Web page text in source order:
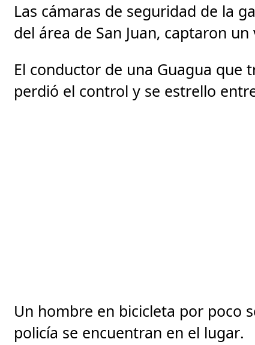
Las cámaras de seguridad de la
del área de San Juan, captaron
El conductor de una Guagua que
perdió el control y se estrello
Un hombre en bicicleta por poco
policía se encuentran en el lugar.